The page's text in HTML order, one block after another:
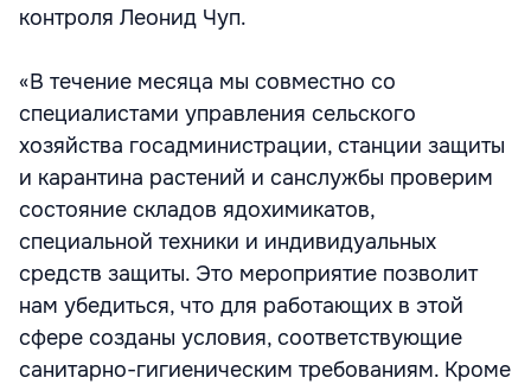
контроля Леонид Чуп.
«В течение месяца мы совместно со
специалистами управления сельского
хозяйства госадминистрации, станции защиты
и карантина растений и санслужбы проверим
состояние складов ядохимикатов,
специальной техники и индивидуальных
средств защиты. Это мероприятие позволит
нам убедиться, что для работающих в этой
сфере созданы условия, соответствующие
санитарно-гигиеническим требованиям. Кроме